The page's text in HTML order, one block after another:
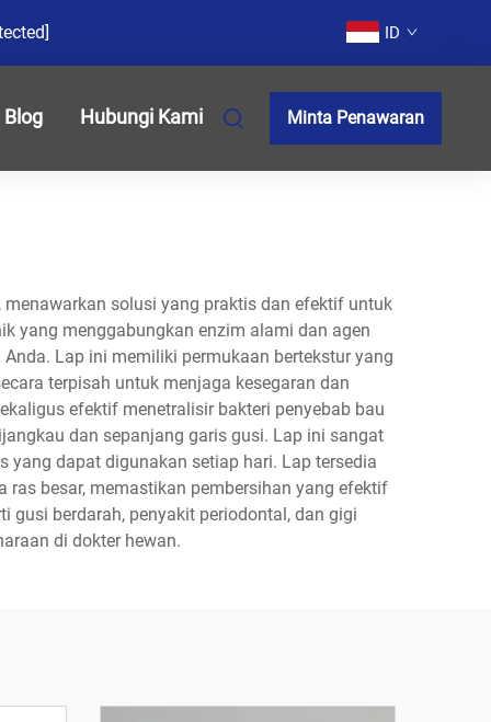
ID
Blog Hubungi Kami Minta Penawaran
solusi yang praktis dan efektif untuk
yang menggabungkan enzim alami dan agen
Lap ini memiliki permukaan bertekstur yang
terpisah untuk menjaga kesegaran dan
efektif menetralisir bakteri penyebab bau
dan sepanjang garis gusi. Lap ini sangat
yang dapat digunakan setiap hari. Lap tersedia
besar, memastikan pembersihan yang efektif
gusi berdarah, penyakit periodontal, dan gigi
di dokter hewan.